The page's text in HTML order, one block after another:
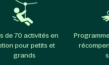
de 70 activités en
pour petits et
grands